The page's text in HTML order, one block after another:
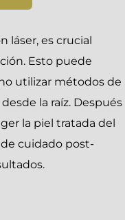
láser, es crucial
Esto puede
utilizar métodos de
la raíz. Después
la piel tratada del
cuidado post-